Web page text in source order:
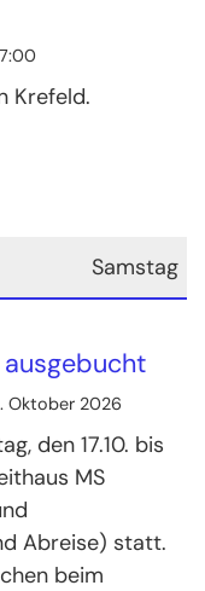
Krefeld.
Samstag
Oktober 2026
den 17.10. bis
MS
Abreise) statt.
beim